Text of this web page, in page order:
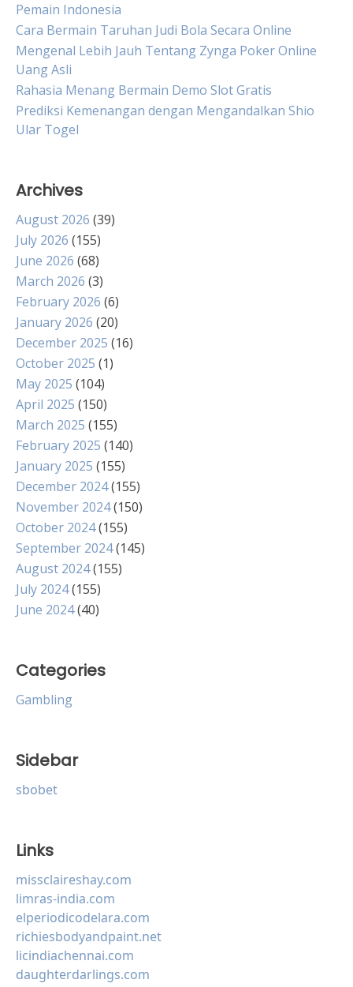
Pemain Indonesia
Cara Bermain Taruhan Judi Bola Secara Online
Mengenal Lebih Jauh Tentang Zynga Poker Online
Uang Asli
Rahasia Menang Bermain Demo Slot Gratis
Prediksi Kemenangan dengan Mengandalkan Shio
Ular Togel
Archives
August 2026 (39)
July 2026 (155)
June 2026 (68)
March 2026 (3)
February 2026 (6)
January 2026 (20)
December 2025 (16)
October 2025 (1)
May 2025 (104)
April 2025 (150)
March 2025 (155)
February 2025 (140)
January 2025 (155)
December 2024(155)
November 2024(150)
October 2024(155)
September 2024(145)
August 2024(155)
July 2024(155)
June 2024(40)
Categories
Gambling
Sidebar
sbobet
Links
missclaireshay.com
limras-india.com
elperiodicodelara.com
richiesbodyandpaint.net
licindiachennai.com
daughterdarlings.com